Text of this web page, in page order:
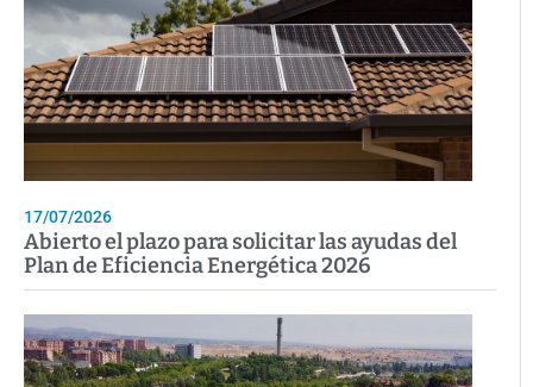
17/07/2026
Abierto el plazo para solicitar las ayudas del
Plan de Eficiencia Energética 2026